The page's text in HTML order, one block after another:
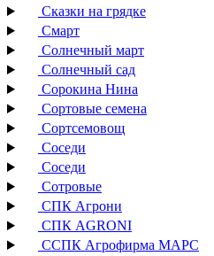
Сказки на грядке
Смарт
Солнечный март
Солнечный сад
Сорокина Нина
Сортовые семена
Сортсемовощ
Соседи
Соседи
Сотровые
СПК Агрони
СПК AGRONI
ССПК Агрофирма МАРС